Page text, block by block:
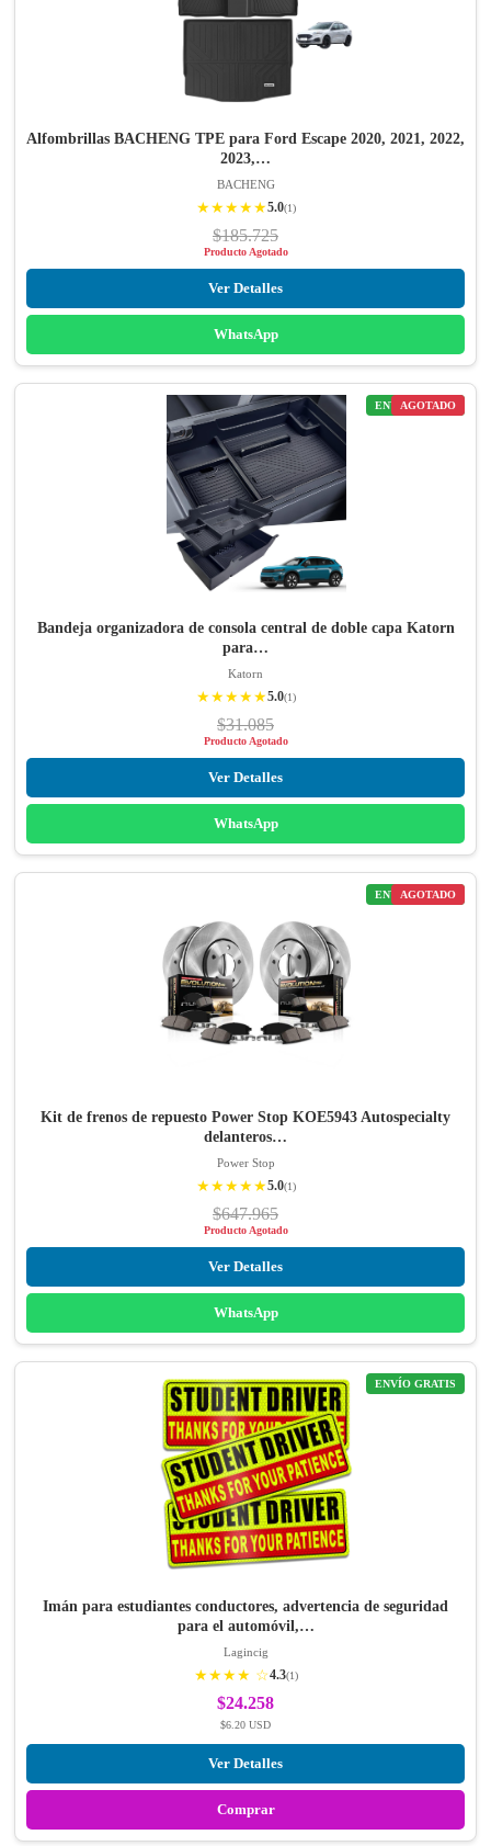
Alfombrillas BACHENG TPE para Ford Escape 2020, 2021, 2022,
2023,…
BACHENG
★★★★★5.0(1)
$185.725
Producto Agotado
Ver Detalles
WhatsApp
ENVÍO GRATIS
AGOTADO
Bandeja organizadora de consola central de doble capa Katorn
para…
Katorn
★★★★★5.0(1)
$31.085
Producto Agotado
Ver Detalles
WhatsApp
ENVÍO GRATIS
AGOTADO
Kit de frenos de repuesto Power Stop KOE5943 Autospecialty
delanteros…
Power Stop
★★★★★5.0(1)
$647.965
Producto Agotado
Ver Detalles
WhatsApp
ENVÍO GRATIS
Imán para estudiantes conductores, advertencia de seguridad
para el automóvil,…
Lagincig
★★★★ ☆4.3(1)
$24.258
$6.20 USD
Ver Detalles
Comprar